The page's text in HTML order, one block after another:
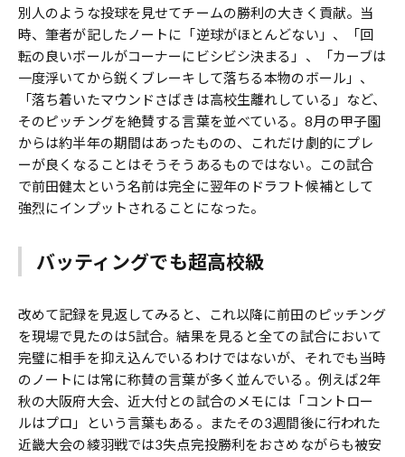
別人のような投球を見せてチームの勝利の大きく貢献。当
時、筆者が記したノートに「逆球がほとんどない」、「回
転の良いボールがコーナーにビシビシ決まる」、「カーブは
一度浮いてから鋭くブレーキして落ちる本物のボール」、
「落ち着いたマウンドさばきは高校生離れしている」など、
そのピッチングを絶賛する言葉を並べている。8月の甲子園
からは約半年の期間はあったものの、これだけ劇的にプレ
ーが良くなることはそうそうあるものではない。この試合
で前田健太という名前は完全に翌年のドラフト候補として
強烈にインプットされることになった。
バッティングでも超高校級
改めて記録を見返してみると、これ以降に前田のピッチング
を現場で見たのは5試合。結果を見ると全ての試合において
完璧に相手を抑え込んでいるわけではないが、それでも当時
のノートには常に称賛の言葉が多く並んでいる。例えば2年
秋の大阪府大会、近大付との試合のメモには「コントロー
ルはプロ」という言葉もある。またその3週間後に行われた
近畿大会の綾羽戦では3失点完投勝利をおさめながらも被安